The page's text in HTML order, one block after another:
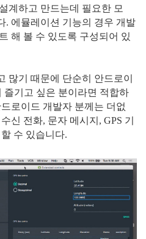
계하고 만드는데 필요한 모
. 에뮬레이션 기능의 경우 개발
해 볼 수 있도록 구성되어 있
많기 때문에 단순히 안드로이
즐기고 싶은 분이라면 적합하
로이드 개발자 분께는 더없
신 전화, 문자 메시지, GPS 기
수 있습니다.